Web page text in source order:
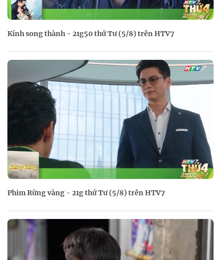
Kính song thành - 21g50 thứ Tư (5/8) trên HTV7
Phim Rừng vàng - 21g thứ Tư (5/8) trên HTV7